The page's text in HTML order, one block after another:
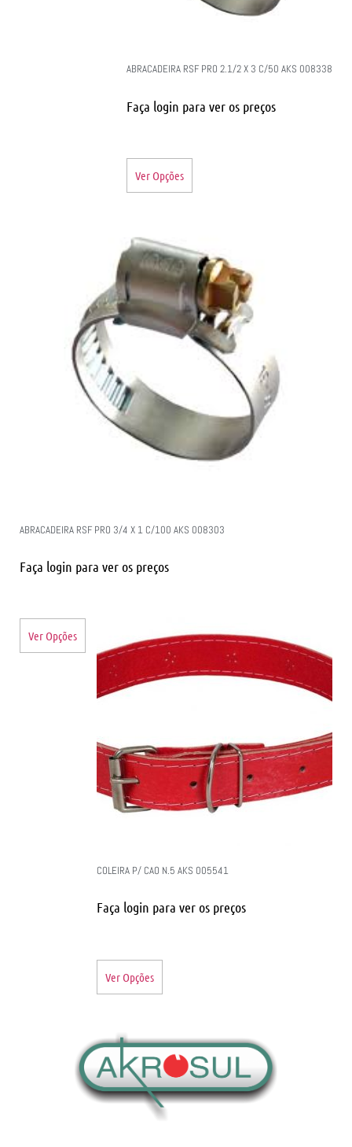
ABRACADEIRA RSF PRO 2.1/2 X 3 C/50 AKS 008338
Faça login para ver os preços
Ver Opções
ABRACADEIRA RSF PRO 3/4 X 1 C/100 AKS 008303
Faça login para ver os preços
Ver Opções
COLEIRA P/ CAO N.5 AKS 005541
Faça login para ver os preços
Ver Opções